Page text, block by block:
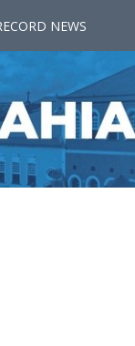
NEWS